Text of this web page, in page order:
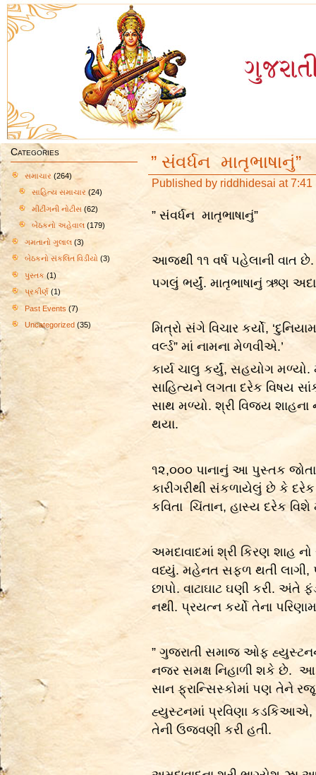
Categories
સમાચાર (264)
સાહિત્ય સમાચાર (24)
મીટીંગની નોટીસ (62)
બેઠકનો અહેવાલ (179)
ગમતાનો ગુલાલ (3)
બેઠકનો સંકલિત વિડીયો (3)
પુસ્તક (1)
પ્રકીર્ણ (1)
Past Events (7)
Uncategorized (35)
” સંવર્ધન માતૃભાષાનું”
Published by riddhidesai at
” સંવર્ધન માતૃભાષાનું”
આજથી ૧૧ વર્ષ પહેલાની વાત છે.
પગલું ભર્યું. માતૃભાષાનું ઋણ
મિત્રો સંગે વિચાર કર્યો,
વર્લ્ડ” માં નામના મેળવીએ.’
કાર્ય ચાલુ કર્યું, સહયોગ
સાહિત્યને લગતા દરેક વિષય
સાથ મળ્યો. શ્રી વિજય શાહના
થયા.
૧૨,૦૦૦ પાનાનું આ પુસ્તક
કારીગરીથી સંકળાયેલું છે કે દરેક
કવિતા ચિંતાન, હાસ્ય દરેક વિશે
અમદાવાદમાં શ્રી કિરણ શાહ
વધ્યું. મહેનત સફળ થતી લાગી,
છાપો. વાટાઘાટ ઘણી કરી.
નથી. પ્રયત્ન કર્યો તેના
” ગુજરાતી સમાજ ઓફ
નજર સમક્ષ નિહાળી શકે છે. આ
સાન ફ્રાન્સિસ્કોમાં પણ તેને રજૂ
હ્યુસ્ટનમાં પ્રવિણા કડકિઆએ,
તેની ઉજવણી કરી હતી.